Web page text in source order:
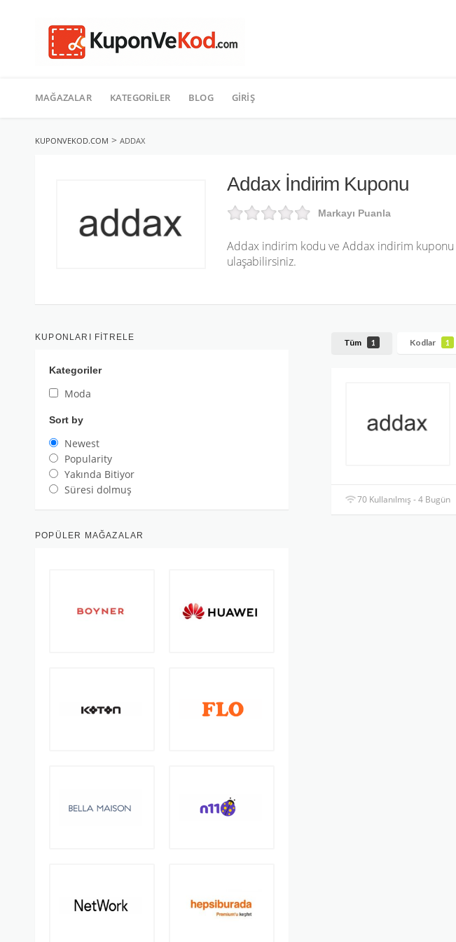
geç
MAĞAZALAR KATEGORILER BLOG GIRIŞ
KUPONVEKOD.COM > ADDAX
Addax İndirim Kuponu
Markayı Puanla
Addax indirim kodu ve Addax indirim kuponu
ulaşabilirsiniz.
Tüm 1 Kodlar 1
70 Kullanılmış - 4 Bugün
KUPONLARI FITRELE
Kategoriler
Moda
Sort by
Newest
Popularity
Yakında Bitiyor
Süresi dolmuş
POPÜLER MAĞAZALAR